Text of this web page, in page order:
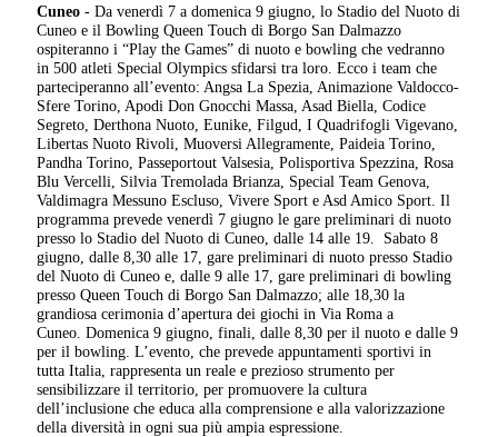
Cuneo - Da venerdì 7 a domenica 9 giugno, lo Stadio del Nuoto di
Cuneo e il Bowling Queen Touch di Borgo San Dalmazzo
ospiteranno i “Play the Games” di nuoto e bowling che vedranno
in 500 atleti Special Olympics sfidarsi tra loro. Ecco i team che
parteciperanno all’evento: Angsa La Spezia, Animazione Valdocco-
Sfere Torino, Apodi Don Gnocchi Massa, Asad Biella, Codice
Segreto, Derthona Nuoto, Eunike, Filgud, I Quadrifogli Vigevano,
Libertas Nuoto Rivoli, Muoversi Allegramente, Paideia Torino,
Pandha Torino, Passeportout Valsesia, Polisportiva Spezzina, Rosa
Blu Vercelli, Silvia Tremolada Brianza, Special Team Genova,
Valdimagra Messuno Escluso, Vivere Sport e Asd Amico Sport. Il
programma prevede venerdì 7 giugno le gare preliminari di nuoto
presso lo Stadio del Nuoto di Cuneo, dalle 14 alle 19.
Sabato 8
giugno, dalle 8,30 alle 17, gare preliminari di nuoto presso Stadio
del Nuoto di Cuneo e, dalle 9 alle 17, gare preliminari di bowling
presso Queen Touch di Borgo San Dalmazzo; alle 18,30 la
grandiosa cerimonia d’apertura dei giochi in Via Roma a
Cuneo. Domenica 9 giugno, finali, dalle 8,30 per il nuoto e dalle 9
per il bowling. L’evento, che prevede appuntamenti sportivi in
tutta Italia, rappresenta un reale e prezioso strumento per
sensibilizzare il territorio, per promuovere la cultura
dell’inclusione che educa alla comprensione e alla valorizzazione
della diversità in ogni sua più ampia espressione.